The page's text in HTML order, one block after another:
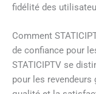
fidélité des
Comment
de confiance pour
STATICIPTV se
pour les revendeurs